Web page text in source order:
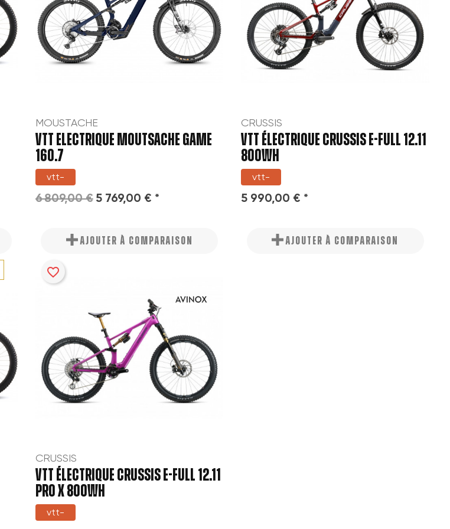
MOUSTACHE
VTT ELECTRIQUE MOUTSACHE GAME
160.7
vtt-
6 809,00 € 5 769,00 € *
AJOUTER À COMPARAISON
CRUSSIS
VTT ÉLECTRIQUE CRUSSIS E-FULL 12.11
800WH
vtt-
5 990,00 € *
AJOUTER À COMPARAISON
CRUSSIS
VTT ÉLECTRIQUE CRUSSIS E-FULL 12.11
PRO X 800WH
vtt-
favorite_border